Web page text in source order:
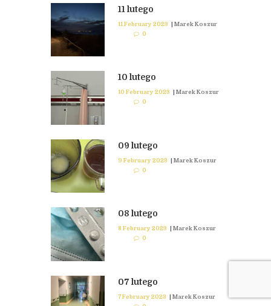
11 lutego
11 February 2023 | Marek Koszur
0
10 lutego
10 February 2023 | Marek Koszur
0
09 lutego
9 February 2023 | Marek Koszur
0
08 lutego
8 February 2023
Marek Koszur
0
07 lutego
7 February 2023 | Marek Koszur